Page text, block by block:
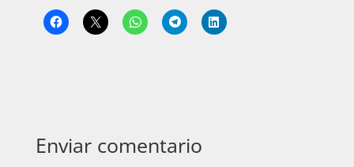
Enviar comentario